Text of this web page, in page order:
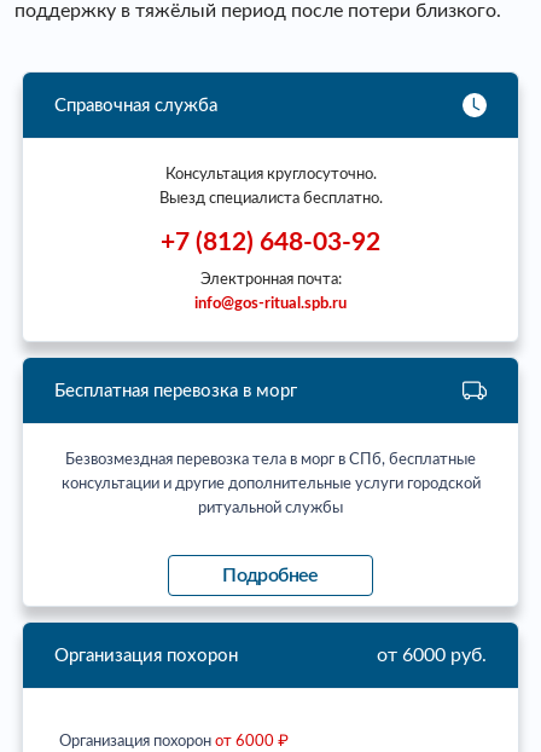
поддержку в тяжёлый период после потери близкого.
Справочная служба
Консультация круглосуточно.
Выезд специалиста бесплатно.
+7 (812) 648-03-92
Электронная почта:
info@gos-ritual.spb.ru
Бесплатная перевозка в морг
Безвозмездная перевозка тела в морг в СПб, бесплатные
консультации и другие дополнительные услуги городской
ритуальной службы
Подробнее
Организация похорон от 6000 руб.
Организация похорон от 6000 ₽